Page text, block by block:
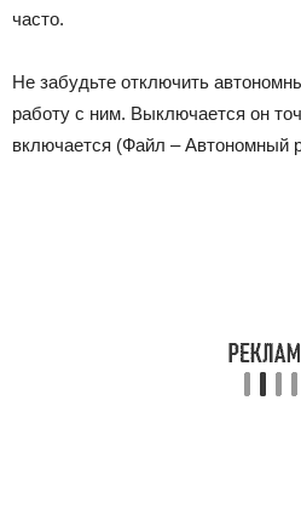
часто.
Не забудьте отключить
работу с ним. Выключается он
включается (Файл – Автономный